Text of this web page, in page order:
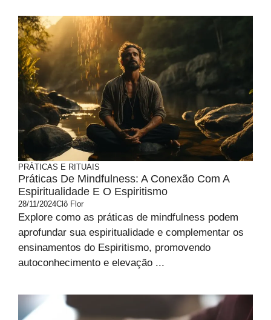
PRÁTICAS E RITUAIS
Práticas De Mindfulness: A Conexão Com A
Espiritualidade E O Espiritismo
28/11/2024Clô Flor
Explore como as práticas de mindfulness podem
aprofundar sua espiritualidade e complementar os
ensinamentos do Espiritismo, promovendo
autoconhecimento e elevação ...